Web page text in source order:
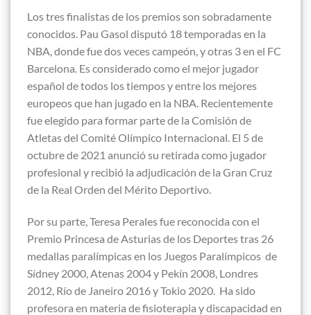
Los tres finalistas de los premios son sobradamente
conocidos. Pau Gasol disputó 18 temporadas en la
NBA, donde fue dos veces campeón, y otras 3 en el FC
Barcelona. Es considerado como el mejor jugador
español de todos los tiempos y entre los mejores
europeos que han jugado en la NBA. Recientemente
fue elegido para formar parte de la Comisión de
Atletas del Comité Olímpico Internacional. El 5 de
octubre de 2021 anunció su retirada como jugador
profesional y recibió la adjudicación de la Gran Cruz
de la Real Orden del Mérito Deportivo.
Por su parte, Teresa Perales fue reconocida con el
Premio Princesa de Asturias de los Deportes tras 26
medallas paralímpicas en los Juegos Paralímpicos de
Sídney 2000, Atenas 2004 y Pekín 2008, Londres
2012, Río de Janeiro 2016 y Tokio 2020. Ha sido
profesora en materia de fisioterapia y discapacidad en